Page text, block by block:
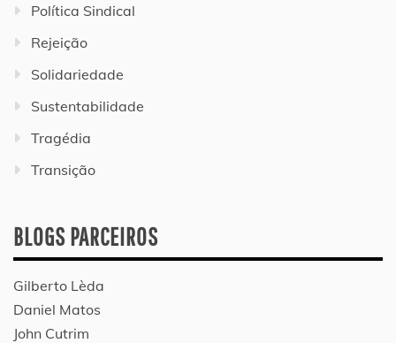
Política Sindical
Rejeição
Solidariedade
Sustentabilidade
Tragédia
Transição
BLOGS PARCEIROS
Gilberto Lèda
Daniel Matos
John Cutrim